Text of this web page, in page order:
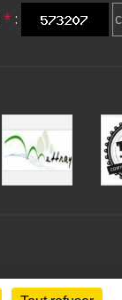
* :